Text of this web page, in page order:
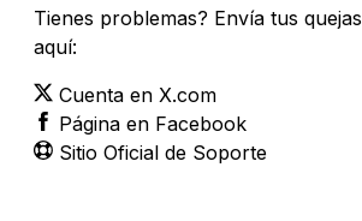
Tienes problemas? Envía tus
aquí:
Cuenta en X.com
Página en Facebook
Sitio Oficial de Soporte